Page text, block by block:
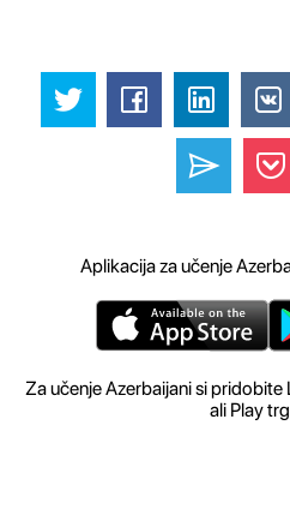
Aplikacija za učenje
Za učenje Azerbaijani si
ali Play